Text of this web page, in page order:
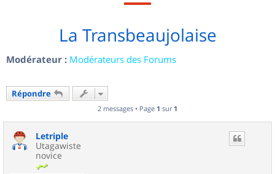
La Transbeaujolaise
Modérateur : Modérateurs des Forums
Répondre
2 messages • Page 1 sur 1
Letriple
Utagawiste
novice